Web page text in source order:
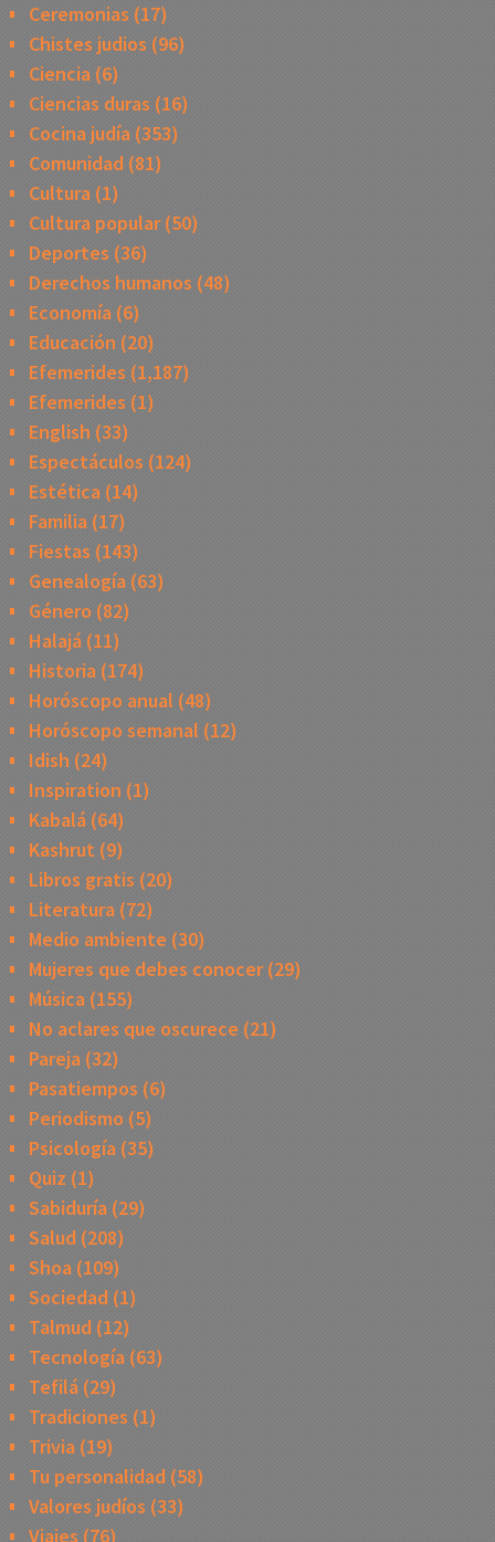
Ceremonias (17)
Chistes judios (96)
Ciencia(6)
Ciencias duras (16)
Cocina judía(353)
Comunidad(81)
Cultura(1)
Cultura popular(50)
Deportes (36)
Derechos humanos (48)
Economía(6)
Educación (20)
Efemerides (1,187)
Efemerides (1)
English (33)
Espectáculos (124)
Estética(14)
Familia(17)
Fiestas (143)
Genealogía(63)
Género (82)
Halajá(11)
Historia(174)
Horóscopo anual (48)
Horóscopo semanal (12)
Idish (24)
Inspiration (1)
Kabalá(64)
Kashrut (9)
Libros gratis (20)
Literatura(72)
Medio ambiente (30)
Mujeres que debes conocer(29)
Música(155)
No aclares que oscurece (21)
Pareja(32)
Pasatiempos (6)
Periodismo (5)
Psicología(35)
Quiz (1)
Sabiduría(29)
Salud (208)
Shoa(109)
Sociedad(1)
Talmud (12)
Tecnología(63)
Tefilá(29)
Tradiciones (1)
Trivia(19)
Tu personalidad(58)
Valores judíos (33)
Viajes (76)